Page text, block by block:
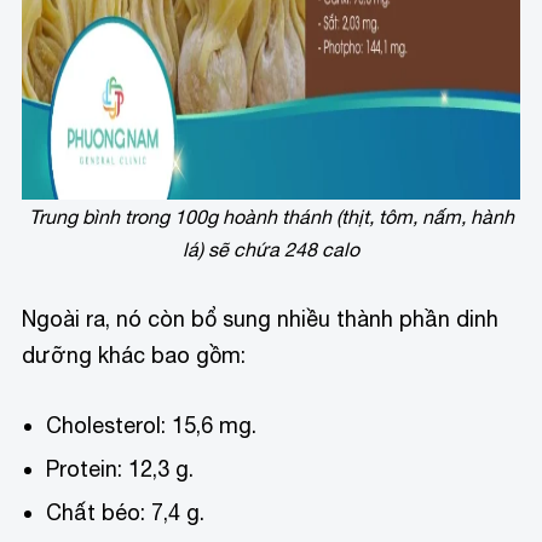
Trung bình trong 100g hoành thánh (thịt, tôm, nấm, hành
lá) sẽ chứa 248 calo
Ngoài ra, nó còn bổ sung nhiều thành phần dinh
dưỡng khác bao gồm:
Cholesterol: 15,6 mg.
Protein: 12,3 g.
Chất béo: 7,4 g.